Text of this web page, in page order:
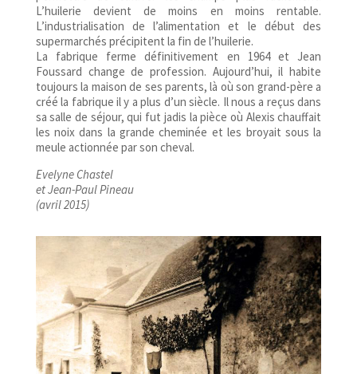
L’huilerie devient de moins en moins rentable.
L’industrialisation de l’alimentation et le début des
supermarchés précipitent la fin de l’huilerie.
La fabrique ferme définitivement en 1964 et Jean
Foussard change de profession. Aujourd’hui, il habite
toujours la maison de ses parents, là où son grand-père a
créé la fabrique il y a plus d’un siècle. Il nous a reçus dans
sa salle de séjour, qui fut jadis la pièce où Alexis chauffait
les noix dans la grande cheminée et les broyait sous la
meule actionnée par son cheval.
Evelyne Chastel
et Jean-Paul Pineau
(avril 2015)